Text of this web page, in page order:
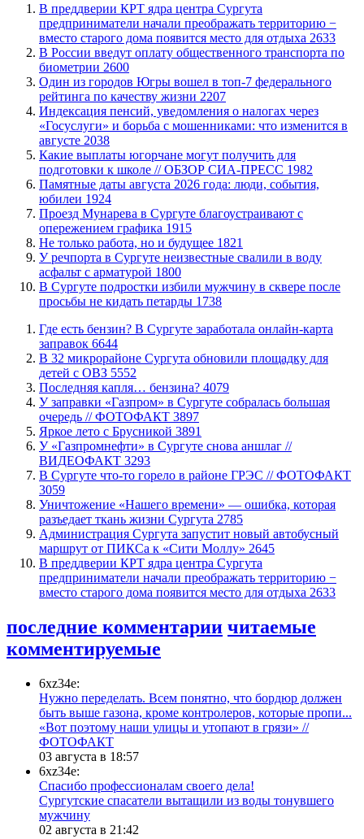
​В преддверии КРТ ядра центра Сургута
предприниматели начали преображать территорию −
вместо старого дома появится место для отдыха 2633
В России введут оплату общественного транспорта по
биометрии 2600
Один из городов Югры вошел в топ-7 федерального
рейтинга по качеству жизни 2207
​Индексация пенсий, уведомления о налогах через
«Госуслуги» и борьба с мошенниками: что изменится в
августе 2038
Какие выплаты югорчане могут получить для
подготовки к школе // ОБЗОР СИА-ПРЕСС 1982
​Памятные даты августа 2026 года: люди, события,
юбилеи 1924
​Проезд Мунарева в Сургуте благоустраивают с
опережением графика 1915
​Не только работа, но и будущее 1821
​У речпорта в Сургуте неизвестные свалили в воду
асфальт с арматурой 1800
В Сургуте подростки избили мужчину в сквере после
просьбы не кидать петарды 1738
​Где есть бензин? В Сургуте заработала онлайн-карта
заправок 6644
В 32 микрорайоне Сургута обновили площадку для
детей с ОВЗ 5552
​Последняя капля… бензина? 4079
​У заправки «Газпром» в Сургуте собралась большая
очередь // ФОТОФАКТ 3897
Яркое лето с Брусникой 3891
У «Газпромнефти» в Сургуте снова аншлаг //
ВИДЕОФАКТ 3293
​В Сургуте что-то горело в районе ГРЭС // ФОТОФАКТ
3059
​Уничтожение «Нашего времени» — ошибка, которая
разъедает ткань жизни Сургута 2785
​Администрация Сургута запустит новый автобусный
маршрут от ПИКСа к «Сити Моллу» 2645
​В преддверии КРТ ядра центра Сургута
предприниматели начали преображать территорию −
вместо старого дома появится место для отдыха 2633
последние комментарии читаемые
комментируемые
6xz34e:
Нужно переделать. Всем понятно, что бордюр должен
быть выше газона, кроме контролеров, которые пропи...
«Вот поэтому наши улицы и утопают в грязи» //
ФОТОФАКТ
03 августа в 18:57
6xz34e:
Спасибо профессионалам своего дела!
Сургутские спасатели вытащили из воды тонувшего
мужчину
02 августа в 21:42